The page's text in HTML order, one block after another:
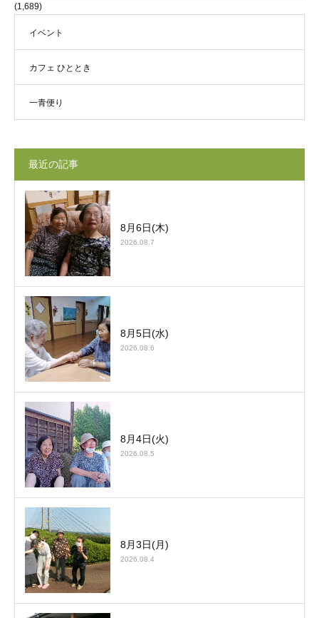
(1,689)
イベント
カフェ ひととき
一青便り
最近の記事
8月6日(木)
2026.08.7
8月5日(水)
2026.08.6
8月4日(火)
2026.08.5
8月3日(月)
2026.08.4